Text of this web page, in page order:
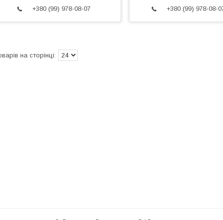
+380 (99) 978-08-07
+380 (99) 978-08-